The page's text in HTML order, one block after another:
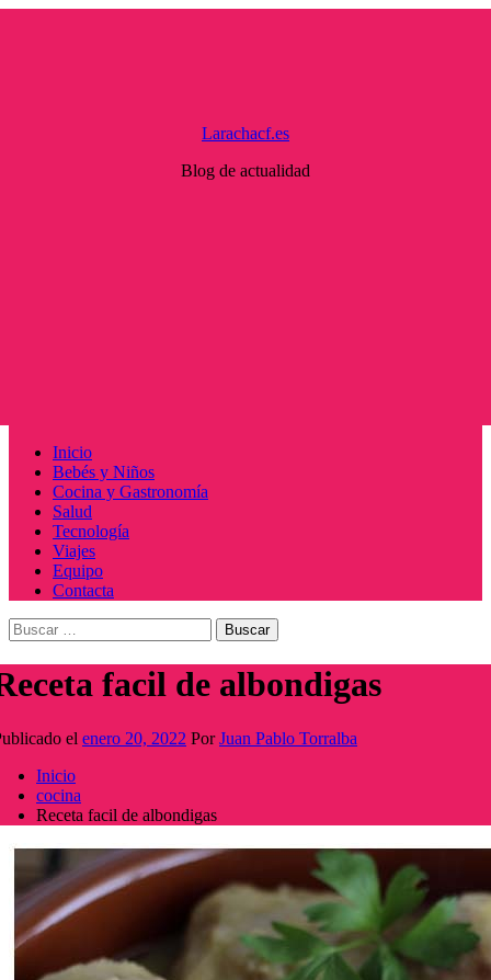
Larachacf.es
Blog de actualidad
Menú
principal
Inicio
Bebés y Niños
Cocina y Gastronomía
Salud
Tecnología
Viajes
Equipo
Contacta
Buscar:
facil de albondigas
el enero 20, 2022 PorJuan Pablo Torralba
Inicio
cocina
Receta facil de albondigas